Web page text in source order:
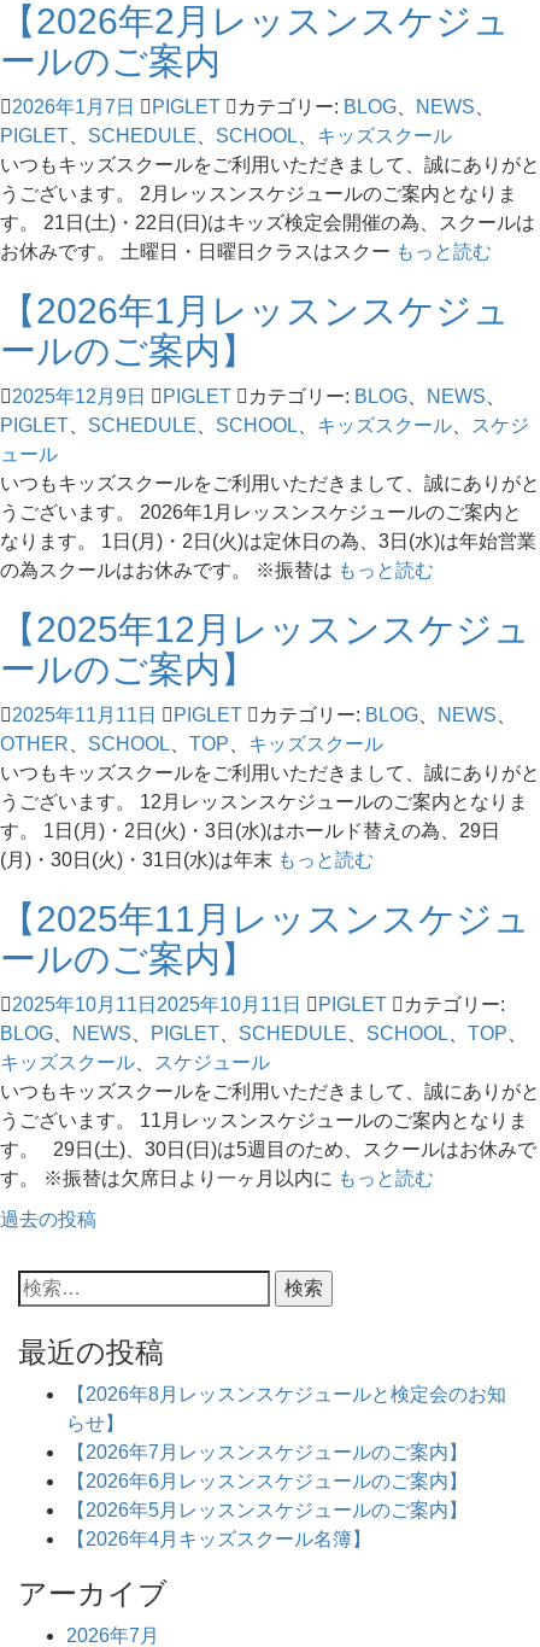
【2026年2月レッスンスケジュ
ールのご案内
2026年1月7日 PIGLET カテゴリー: BLOG NEWS
PIGLET
SCHEDULE SCHOOL
キッズスクール
いつもキッズスクールをご利用いただきまして、誠にありがと
うございます。 2月レッスンスケジュールのご案内となりま
す。 21日(土)・22日(日)はキッズ検定会開催の為、スクールは
お休みです。 土曜日・日曜日クラスはスクー もっと読む
【2026年1月レッスンスケジュ
ールのご案内】
2025年12月9日 PIGLET カテゴリー: BLOG NEWS
PIGLET
SCHEDULE SCHOOL キッズスクール
スケジ
ュール
いつもキッズスクールをご利用いただきまして、誠にありがと
うございます。 2026年1月レッスンスケジュールのご案内と
なります。 1日(月)・2日(火)は定休日の為、3日(水)は年始営業
の為スクールはお休みです。 ※振替は もっと読む
【2025年12月レッスンスケジュ
ールのご案内】
2025年11月11日 PIGLET カテゴリー: BLOG NEWS
OTHER
SCHOOL TOP
キッズスクール
いつもキッズスクールをご利用いただきまして、誠にありがと
うございます。 12月レッスンスケジュールのご案内となりま
す。 1日(月)・2日(火)・3日(水)はホールド替えの為、29日
(月)・30日(火)・31日(水)は年末 もっと読む
【2025年11月レッスンスケジュ
ールのご案内】
2025年10月11日 2025年10月11日 PIGLET
カテゴリー:
BLOG
NEWS PIGLET SCHEDULE SCHOOL TOP
キッズスクール
スケジュール
いつもキッズスクールをご利用いただきまして、誠にありがと
うございます。 11月レッスンスケジュールのご案内となりま
す。 29日(土)、30日(日)は5週目のため、スクールはお休みで
す。 ※振替は欠席日より一ヶ月以内に もっと読む
過去の投稿
最近の投稿
【2026年8月レッスンスケジュールと検定会のお知
らせ】
【2026年7月レッスンスケジュールのご案内】
【2026年6月レッスンスケジュールのご案内】
【2026年5月レッスンスケジュールのご案内】
【2026年4月キッズスクール名簿】
アーカイブ
2026年7月